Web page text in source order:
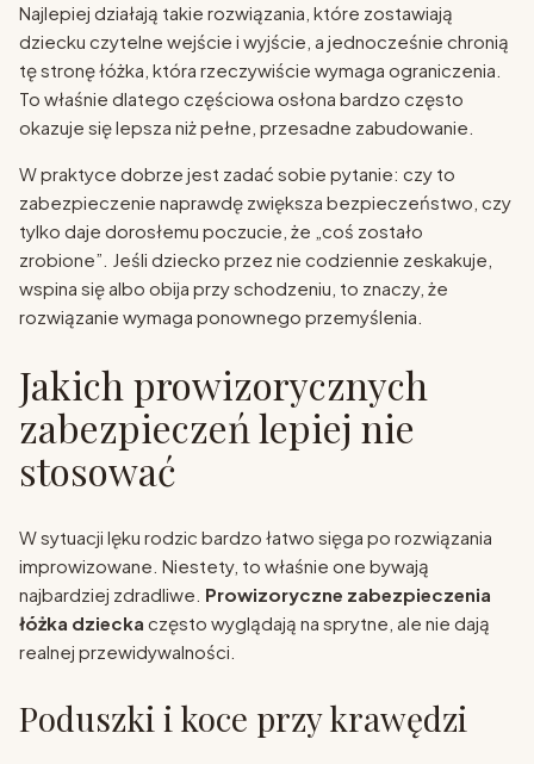
Najlepiej działają takie rozwiązania, które zostawiają
dziecku czytelne wejście i wyjście, a jednocześnie chronią
tę stronę łóżka, która rzeczywiście wymaga ograniczenia.
To właśnie dlatego częściowa osłona bardzo często
okazuje się lepsza niż pełne, przesadne zabudowanie.
W praktyce dobrze jest zadać sobie pytanie: czy to
zabezpieczenie naprawdę zwiększa bezpieczeństwo, czy
tylko daje dorosłemu poczucie, że „coś zostało
zrobione”. Jeśli dziecko przez nie codziennie zeskakuje,
wspina się albo obija przy schodzeniu, to znaczy, że
rozwiązanie wymaga ponownego przemyślenia.
Jakich prowizorycznych
zabezpieczeń lepiej nie
stosować
W sytuacji lęku rodzic bardzo łatwo sięga po rozwiązania
improwizowane. Niestety, to właśnie one bywają
najbardziej zdradliwe. Prowizoryczne zabezpieczenia
łóżka dziecka często wyglądają na sprytne, ale nie dają
realnej przewidywalności.
Poduszki i koce przy krawędzi